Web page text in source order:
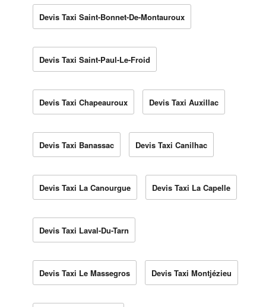
Devis Taxi Saint-Bonnet-De-Montauroux
Devis Taxi Saint-Paul-Le-Froid
Devis Taxi Chapeauroux Devis Taxi Auxillac
Devis Taxi Banassac Devis Taxi Canilhac
Devis Taxi La Canourgue Devis Taxi La Capelle
Devis Taxi Laval-Du-Tarn
Devis Taxi Le Massegros Devis Taxi Montjézieu